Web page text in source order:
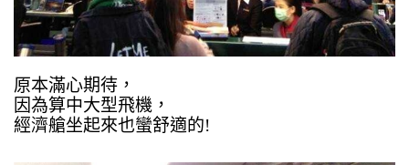
原本滿心期待，
因為算中大型飛機，
經濟艙坐起來也蠻舒適的!